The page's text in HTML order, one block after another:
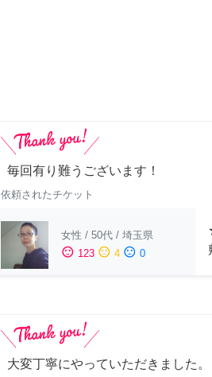
毎回有り難うございます！
依頼されたチケット
女性 / 50代 / 埼玉県
sentiment_satisfied 123 sentiment_neutral 4 sentiment_dissatisfied 0
大変丁寧にやっていただきました。